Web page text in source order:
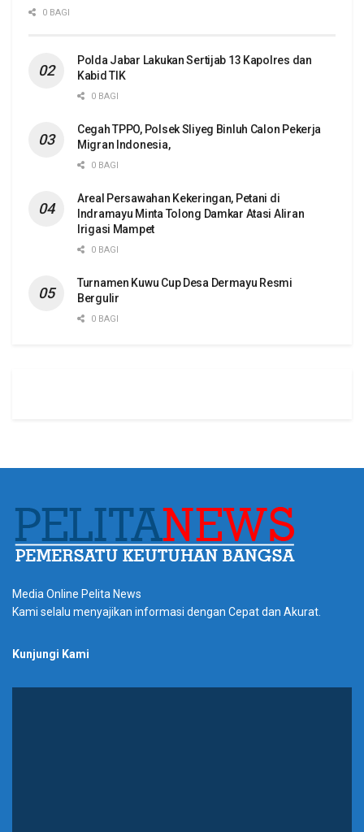
0 BAGI
Polda Jabar Lakukan Sertijab 13 Kapolres dan
Kabid TIK
0 BAGI
Cegah TPPO, Polsek Sliyeg Binluh Calon Pekerja
Migran Indonesia,
0 BAGI
Areal Persawahan Kekeringan, Petani di
Indramayu Minta Tolong Damkar Atasi Aliran
Irigasi Mampet
0 BAGI
Turnamen Kuwu Cup Desa Dermayu Resmi
Bergulir
0 BAGI
Media Online Pelita News
Kami selalu menyajikan informasi dengan Cepat dan Akurat.
Kunjungi Kami